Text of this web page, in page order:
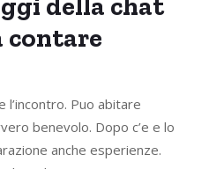
contare
l’incontro. Puo abitare
benevolo. Dopo c’e e lo
anche esperienze.